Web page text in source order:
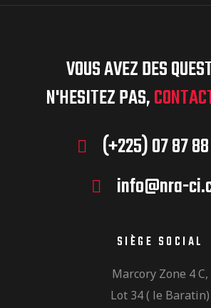
VOUS AVEZ DES
N'HESITEZ PAS,
(+225) 07 87
info@nra-
SIÈGE SOCIAL
Marcory Zone 4 C,
Lot 34 ( le Baratin)